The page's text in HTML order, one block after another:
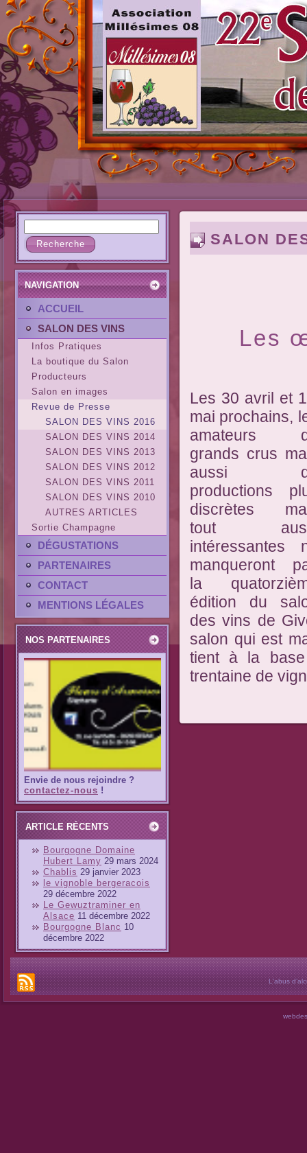
NAVIGATION
ACCUEIL
SALON DES VINS
Infos Pratiques
La boutique du Salon
Producteurs
Salon en images
Revue de Presse
SALON DES VINS 2016
SALON DES VINS 2014
SALON DES VINS 2013
SALON DES VINS 2012
SALON DES VINS 2011
SALON DES VINS 2010
AUTRES ARTICLES
Sortie Champagne
DÉGUSTATIONS
PARTENAIRES
CONTACT
MENTIONS LÉGALES
NOS PARTENAIRES
Envie de nous rejoindre ?
contactez-nous !
ARTICLE RÉCENTS
Bourgogne Domaine
Hubert Lamy 29 mars 2024
Chablis 29 janvier 2023
le vignoble bergeracois
29 décembre 2022
Le Gewuztraminer en
Alsace 11 décembre 2022
Bourgogne Blanc 10
décembre 2022
SALON
Les
Les 30 avril et 1
mai prochains,
amateurs
grands crus
aussi
productions
discrètes
tout
intéressantes
manqueront
la
édition du
des vins de
salon qui est
tient à la base
trentaine de
L'abus